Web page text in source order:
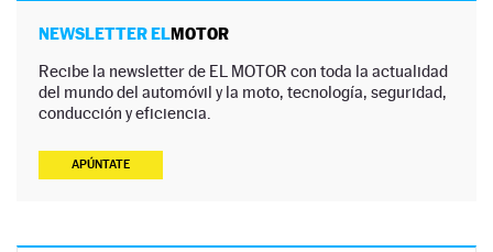
NEWSLETTER ELMOTOR
Recibe la newsletter de EL MOTOR con toda la actualidad
del mundo del automóvil y la moto, tecnología, seguridad,
conducción y eficiencia.
APÚNTATE